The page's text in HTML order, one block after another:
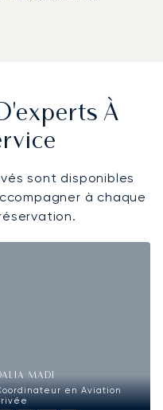
À
sont disponibles
à chaque
MADI
en Aviation